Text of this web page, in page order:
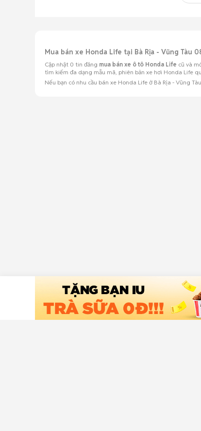
Mua bán xe Honda Life tại Bà Rịa - Vũng Tàu
Cập nhật 0 tin đăng mua bán xe ô tô Honda Life cũ và
tìm kiếm đa dạng mẫu mã, phiên bản xe hơi Honda Life
Nếu bạn có nhu cầu bán xe Honda Life ở Bà Rịa - Vũng